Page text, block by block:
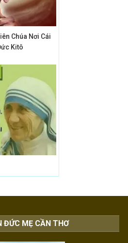
Chúa Nơi Cái
Kitô
ĐỨC MẸ CẦN THƠ